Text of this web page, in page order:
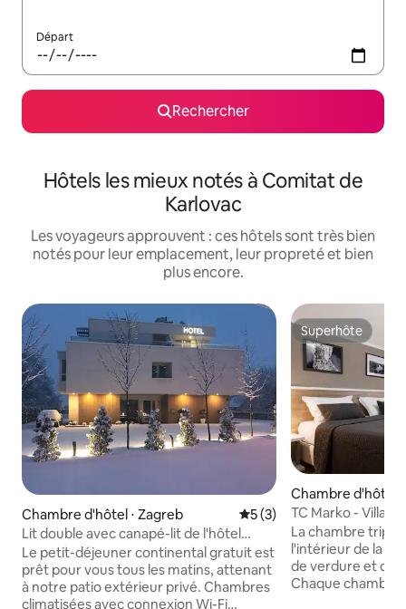
Départ
Rechercher
Hôtels les mieux notés à Comitat de
Karlovac
Les voyageurs approuvent : ces hôtels sont très bien
notés pour leur emplacement, leur propreté et bien
plus encore.
Chambre d'hôtel ⋅ Zagreb Évaluation moyenne sur
5 (3)
Lit double avec canapé-lit de l'hôtel
Magdalena
Le petit-déjeuner continental gratuit est
prêt pour vous tous les matins, attenant
à notre patio extérieur privé. Chambres
climatisées avec connexion Wi-Fi
Superhôte
Superhôte
Chambre d'hôtel
TC
La chambre triple
l'intérieur de la
de verdure et
Chaque chambre